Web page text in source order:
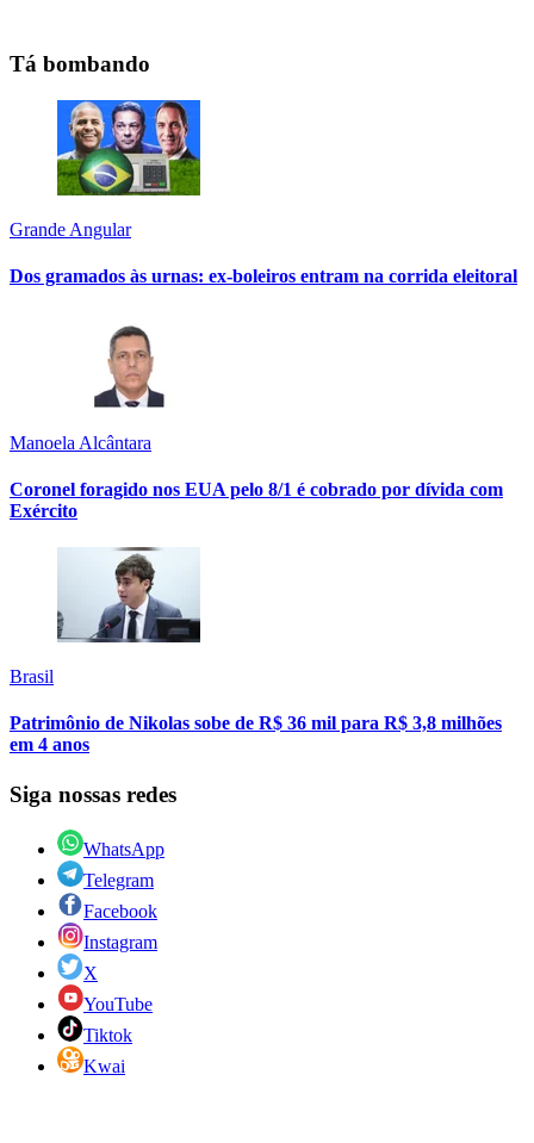
Tá bombando
Grande Angular
Dos gramados às urnas: ex-boleiros entram na corrida eleitoral
Manoela Alcântara
Coronel foragido nos EUA pelo 8/1 é cobrado por dívida com
Exército
Brasil
Patrimônio de Nikolas sobe de R$ 36 mil para R$ 3,8 milhões
em 4 anos
Siga nossas redes
WhatsApp
Telegram
Facebook
Instagram
X
YouTube
Tiktok
Kwai